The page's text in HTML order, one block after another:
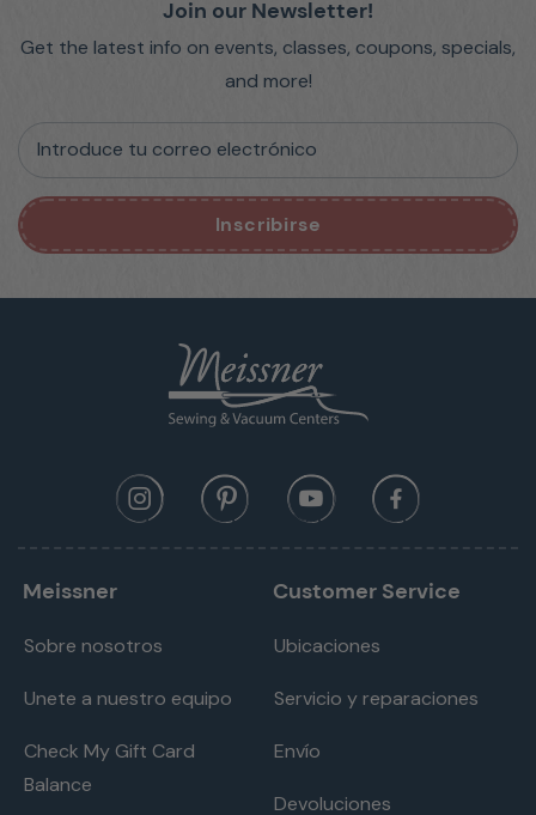
Join our Newsletter!
Get the latest info on events, classes, coupons, specials,
and more!
Introduce tu correo electrónico
Inscribirse
Meissner
Sobre nosotros
Unete a nuestro equipo
Check My Gift Card
Balance
Customer Service
Ubicaciones
Servicio y reparaciones
Envío
Devoluciones